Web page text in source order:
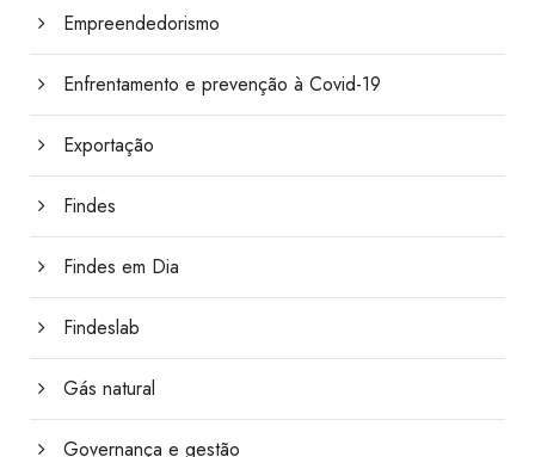
Empreendedorismo
Enfrentamento e prevenção à Covid-19
Exportação
Findes
Findes em Dia
Findeslab
Gás natural
Governança e gestão